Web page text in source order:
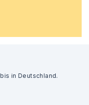
in Deutschland.